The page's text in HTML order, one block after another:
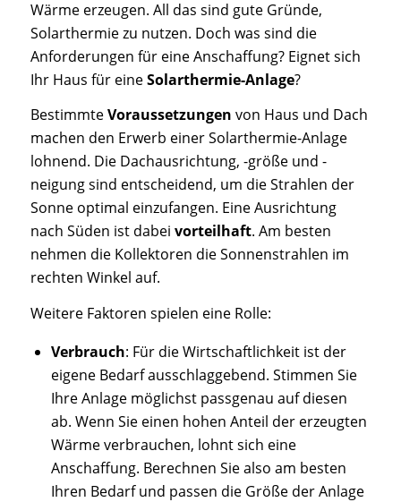
Wärme erzeugen. All das sind gute Gründe,
Solarthermie zu nutzen. Doch was sind die
Anforderungen für eine Anschaffung? Eignet sich
Ihr Haus für eineSolarthermie-Anlage?
BestimmteVoraussetzungen von Haus und Dach
machen den Erwerb einer Solarthermie-Anlage
lohnend. Die Dachausrichtung, -größe und -
neigung sind entscheidend, um die Strahlen der
Sonne optimal einzufangen. Eine Ausrichtung
nach Süden ist dabei vorteilhaft. Am besten
nehmen die Kollektoren die Sonnenstrahlen im
rechten Winkel auf.
Weitere Faktoren spielen eine Rolle:
Verbrauch: Für die Wirtschaftlichkeit ist der
eigene Bedarf ausschlaggebend. Stimmen Sie
Ihre Anlage möglichst passgenau auf diesen
ab. Wenn Sie einen hohen Anteil der erzeugten
Wärme verbrauchen, lohnt sich eine
Anschaffung. Berechnen Sie also am besten
Ihren Bedarf und passen die Größe der Anlage